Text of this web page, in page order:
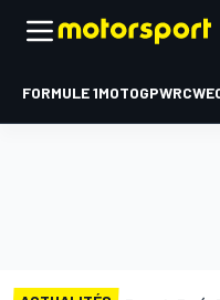
FORMULE 1MOTOGPWRC